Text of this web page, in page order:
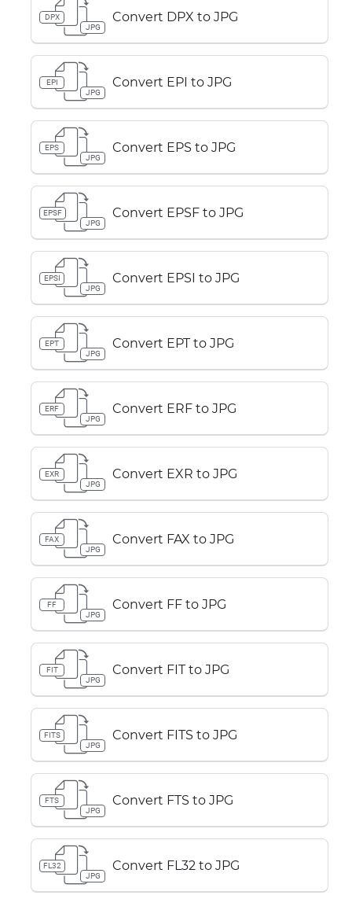
DPX
JPG
Convert DPX to JPG
EPI
JPG
Convert EPI to JPG
EPS
JPG
Convert EPS to JPG
EPSF
JPG
Convert EPSF to JPG
EPSI
JPG
Convert EPSI to JPG
EPT
JPG
Convert EPT to JPG
ERF
JPG
Convert ERF to JPG
EXR
JPG
Convert EXR to JPG
FAX
JPG
Convert FAX to JPG
FF
JPG
Convert FF to JPG
FIT
JPG
Convert FIT to JPG
FITS
JPG
Convert FITS to JPG
FTS
JPG
Convert FTS to JPG
FL32
JPG
Convert FL32 to JPG